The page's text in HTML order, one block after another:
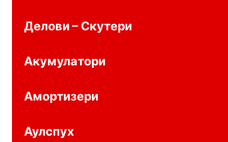
Делови – Скутери
Акумулатори
Амортизери
Аулспух